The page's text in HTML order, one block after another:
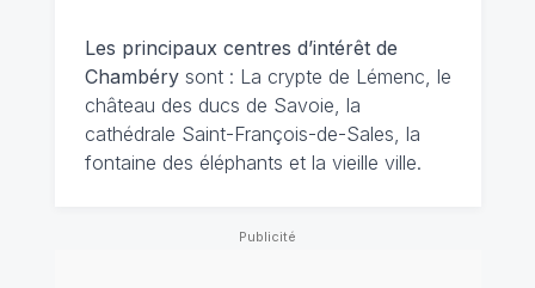
Les principaux centres d’intérêt de
Chambérysont : La crypte de Lémenc, le
château des ducs de Savoie, la
cathédrale Saint-François-de-Sales, la
fontaine des éléphants et la vieille ville.